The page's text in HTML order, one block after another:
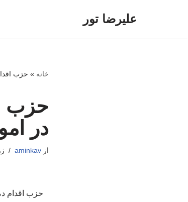
علیرضا تور
خانه » حزب
حزب
در
ازaminkav
حزب اقدام